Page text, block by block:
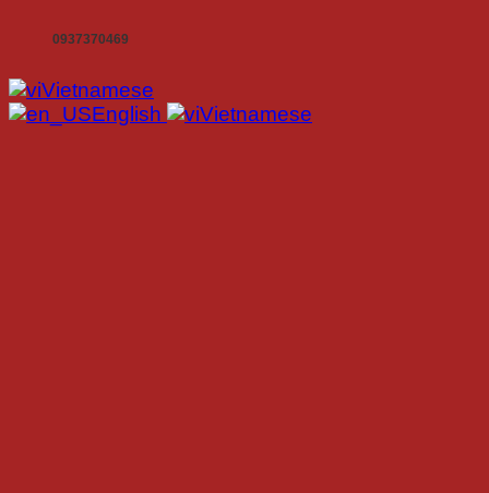
0937370469
Vietnamese
English
Vietnamese